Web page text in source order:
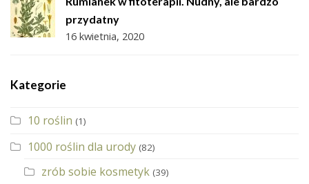
przydatny
16 kwietnia, 2020
Kategorie
10 roślin (1)
1000 roślin dla urody (82)
zrób sobie kosmetyk (39)